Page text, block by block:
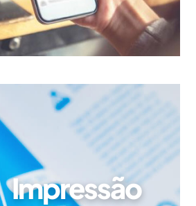
Impressão